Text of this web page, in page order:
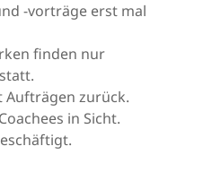
-vorträge erst mal
finden nur
Aufträgen zurück.
in Sicht.